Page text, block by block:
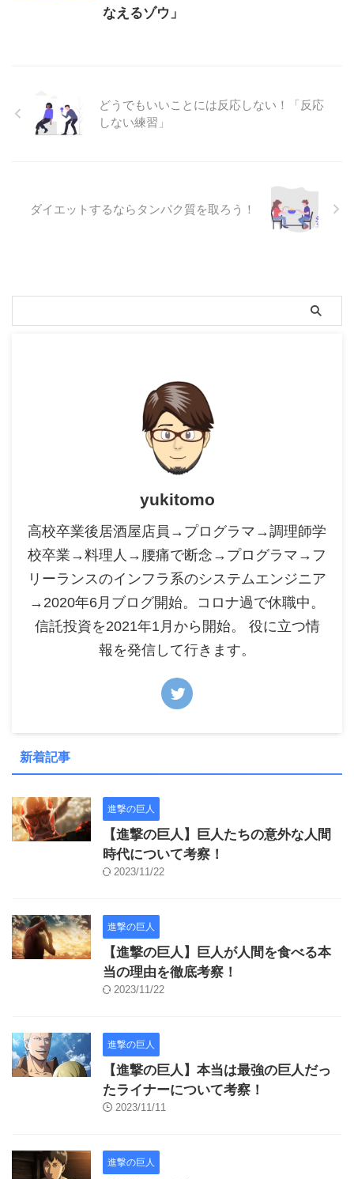
なえるゾウ」
どうでもいいことには反応しない！「反応
しない練習」
ダイエットするならタンパク質を取ろう！
yukitomo
高校卒業後居酒屋店員→プログラマ→調理師学
校卒業→料理人→腰痛で断念→プログラマ→フ
リーランスのインフラ系のシステムエンジニア
→2020年6月ブログ開始。コロナ過で休職中。
信託投資を2021年1月から開始。 役に立つ情
報を発信して行きます。
新着記事
進撃の巨人
【進撃の巨人】巨人たちの意外な人間
時代について考察！
2023/11/22
進撃の巨人
【進撃の巨人】巨人が人間を食べる本
当の理由を徹底考察！
2023/11/22
進撃の巨人
【進撃の巨人】本当は最強の巨人だっ
たライナーについて考察！
2023/11/11
進撃の巨人